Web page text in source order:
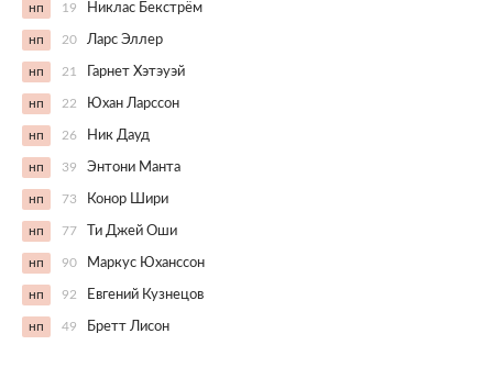
нп 19 Никлас Бекстрём
нп 20 Ларс Эллер
нп 21 Гарнет Хэтэуэй
нп 22 Юхан Ларссон
нп 26 Ник Дауд
нп 39 Энтони Манта
нп 73 Конор Шири
нп 77 Ти Джей Оши
нп 90 Маркус Юханссон
нп 92 Евгений Кузнецов
нп 49 Бретт Лисон